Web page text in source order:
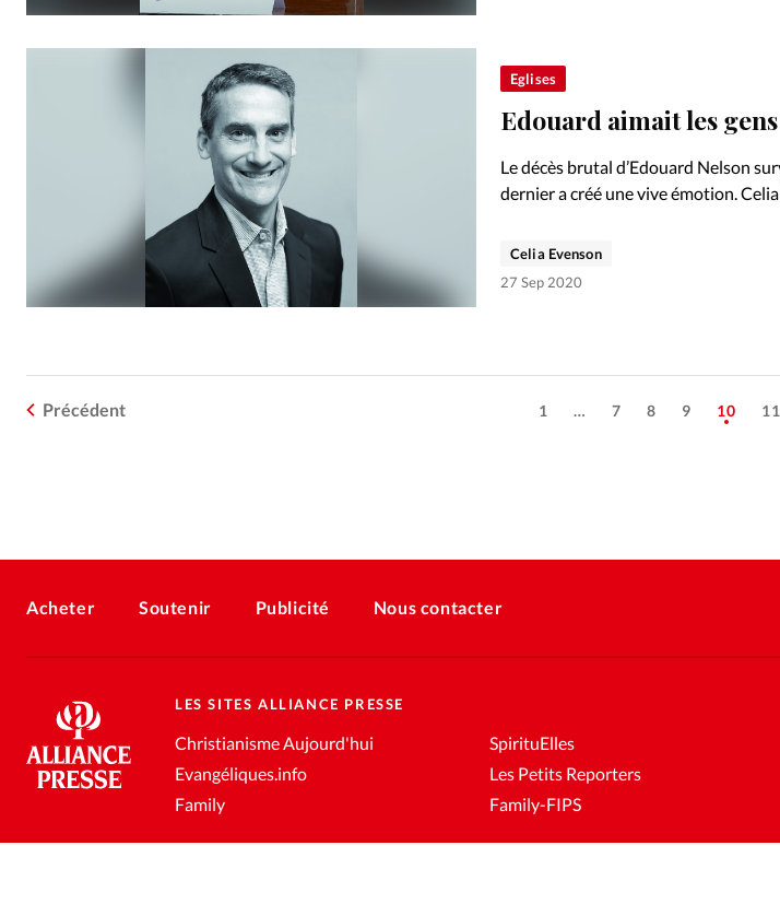
Eglises
Edouard aimait les
Le décès brutal d’Edouard Nelson
dernier a créé une vive émotion.
proche du vice-président du CNEF.
Celia Evenson
27 Sep 2020
Précédent 1 … 7 8 9 10 11
Acheter Soutenir Publicité Nous contacter
LES SITES ALLIANCE PRESSE
Christianisme Aujourd'hui
Evangéliques.info
Family
SpirituElles
Les Petits Reporters
Family-FIPS